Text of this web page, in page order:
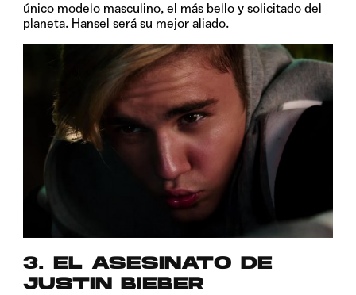
único modelo masculino, el más bello y solicitado del
planeta. Hansel será su mejor aliado.
3. EL ASESINATO DE
JUSTIN BIEBER